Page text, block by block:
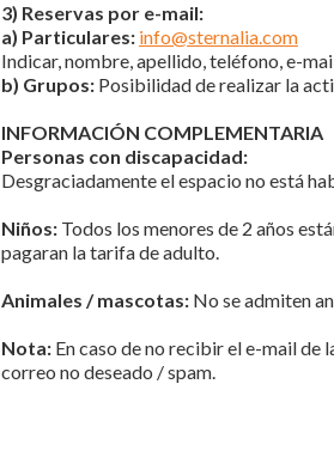
3) Reservas por e-mail:
a) Particulares: info@sternalia.com
Indicar, nombre, apellido, teléfono, e-
b) Grupos: Posibilidad de realizar la
INFORMACIÓN COMPLEMENTARIA
Personas con discapacidad:
Desgraciadamente el espacio no está
Niños: Todos los menores de 2 años
pagaran la tarifa de adulto.
Animales / mascotas: No se admiten
Nota: En caso de no recibir el e-mail de
correo no deseado / spam.